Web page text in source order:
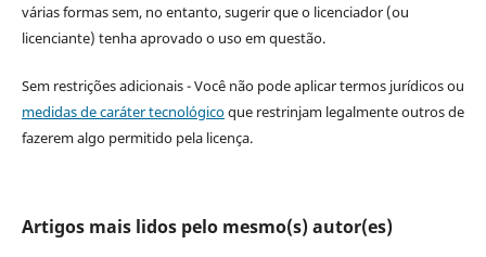
várias formas sem, no entanto, sugerir que o licenciador (ou
licenciante) tenha aprovado o uso em questão.
Sem restrições adicionais - Você não pode aplicar termos jurídicos ou
medidas de caráter tecnológicoque restrinjam legalmente outros de
fazerem algo permitido pela licença.
Artigos mais lidos pelo mesmo(s) autor(es)